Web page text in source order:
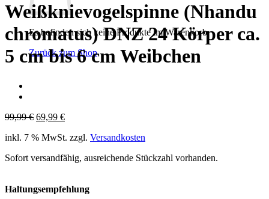
Es befinden sich keine Produkte im Warenkorb.
Zurück zum Shop
Weißknievogelspinne (Nhandu
chromatus) DNZ 24 Körper ca.
5 cm bis 6 cm Weibchen
99,99€ Ursprünglicher
war:
69,99 €Aktueller
ist:
inkl. 7 % MwSt. zzgl. Versandkosten
Sofort versandfähig, ausreichende Stückzahl vorhanden.
Haltungsempfehlung